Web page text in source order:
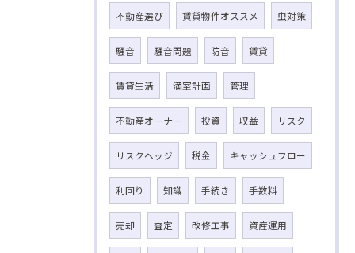
不動産選び 賃貸物件オススメ 虫対策
騒音 騒音問題 防音 賃貸
賃貸生活 満室計画 管理
不動産オーナー 投資 収益 リスク
リスクヘッジ 税金 キャッシュフロー
利回り 知識 手続き 手数料
売却 査定 改修工事 資産運用